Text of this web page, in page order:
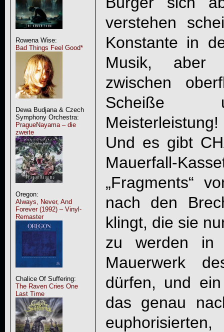
Rowena Wise:
Bad Things Feel Good*
Dewa Budjana & Czech
Symphony Orchestra:
PragueNayama – die
zweite
Oregon:
Always, Never, And
Forever (1992) – Vinyl-
Remaster
Chalice Of Suffering:
The Raven Cries One
Last Time
verstehen
Konstante in
Musik, aber
zwischen
Scheiße
Meisterleistung!
Und es gibt
Mauerfall-
„Fragments“
nach den
klingt, die sie
zu werden in
Mauerwerk
dürfen, und ein
das genau